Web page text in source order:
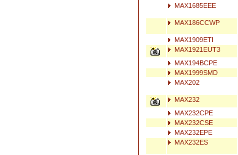
MAX1685EEE
MAX186CCWP
MAX1909ETI
MAX1921EUT3
MAX194BCPE
MAX1999SMD
MAX202
MAX232
MAX232CPE
MAX232CSE
MAX232EPE
MAX232ES